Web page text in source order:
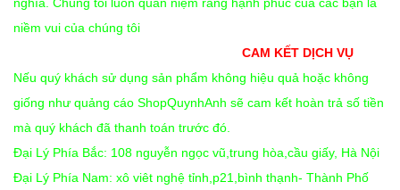
niềm vui của chúng tôi
CAM KẾT DỊCH VỤ
Nếu quý khách sử dụng sản phẩm không hiệu quả hoặc không
giống như quảng cáo ShopQuynhAnh sẽ cam kết hoàn trả số tiền
mà quý khách đã thanh toán trước đó.
Đại Lý Phía Bắc: 108 nguyễn ngọc vũ,trung hòa,cầu giấy, Hà Nội
Đại Lý Phía Nam: xô viêt nghệ tỉnh,p21,bình thạnh- Thành Phố